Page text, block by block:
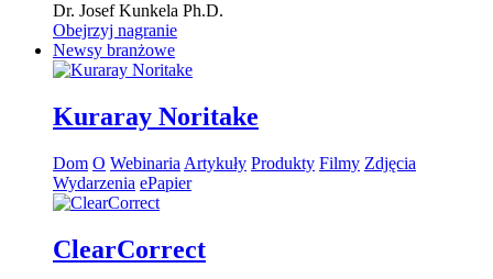
Dr. Josef Kunkela Ph.D.
Obejrzyj nagranie
Newsy branżowe
Kuraray Noritake
Dom O Webinaria Artykuły Produkty Filmy Zdjęcia
Wydarzenia ePapier
ClearCorrect